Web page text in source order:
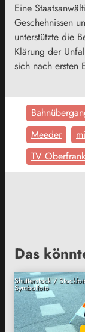
Eine
Geschehnissen
unterstützte die
Klärung der
sich nach ersten
Meeder
TV
Das
Shutterstock /
Symbolfoto